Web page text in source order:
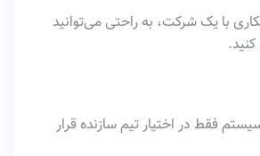
با یک شرکت، به راحتی می‌توانید
فقط در اختیار تیم سازنده قرار